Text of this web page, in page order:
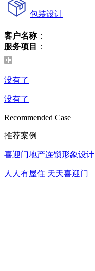
包装设计
客户名称：
服务项目
：
没有了
没有了
Recommended Case
推荐案例
喜迎门地产连锁形象设计
人人有屋住 天天喜迎门